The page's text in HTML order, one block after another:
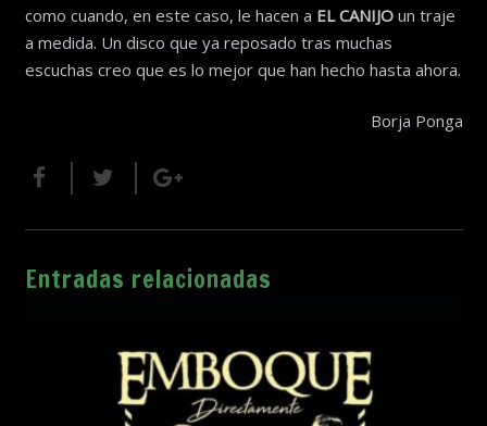
como cuando, en este caso, le hacen a EL CANIJOun traje
a medida. Un disco que ya reposado tras muchas
escuchas creo que es lo mejor que han hecho hasta ahora.
Borja Ponga
Entradas relacionadas